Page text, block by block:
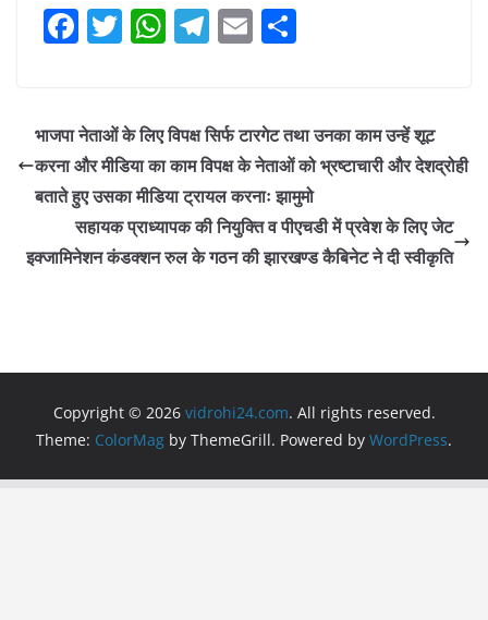
F
e
b
o
o
k
T
er
W
s
A
p
p
T
gr
a
m
E
l e
भाजपा नेताओं के लिए विपक्ष सिर्फ टारगेट तथा उनका काम उन्हें शूट
करना और मीडिया का काम विपक्ष के नेताओं को भ्रष्टाचारी और देशद्रोही
बताते हुए उसका मीडिया ट्रायल करनाः झामुमो
सहायक प्राध्यापक की नियुक्ति व पीएचडी में प्रवेश के लिए जेट
इक्जामिनेशन कंडक्शन रुल के गठन की झारखण्ड कैबिनेट ने दी स्वीकृति
Copyright © 2026 vidrohi24.com. All rights reserved.
Theme: ColorMag by ThemeGrill. Powered by WordPress.